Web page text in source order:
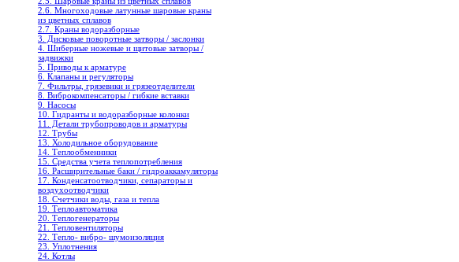
2.6. Многоходовые латунные шаровые краны
из цветных сплавов
2.7. Краны водоразборные
3. Дисковые поворотные затворы / заслонки
4. Шиберные ножевые и щитовые затворы /
задвижки
5. Приводы к арматуре
6. Клапаны и регуляторы
7. Фильтры, грязевики и грязеотделители
8. Виброкомпенсаторы / гибкие вставки
9. Насосы
10. Гидранты и водоразборные колонки
11. Детали трубопроводов и арматуры
12. Трубы
13. Холодильное oборудование
14. Теплообменники
15. Средства учета теплопотребления
16. Расширительные баки / гидроаккамуляторы
17. Конденсатоотводчики, сепараторы и
воздухоотводчики
18. Счетчики воды, газа и тепла
19. Теплоавтоматика
20. Теплогенераторы
21. Тепловентиляторы
22. Тепло- вибро- шумоизоляция
23. Уплотнения
24. Котлы